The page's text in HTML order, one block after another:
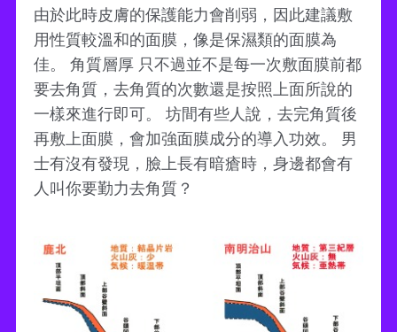
由於此時皮膚的保護能力會削弱，因此建議敷
用性質較溫和的面膜，像是保濕類的面膜為
佳。 角質層厚 只不過並不是每一次敷面膜前都
要去角質，去角質的次數還是按照上面所說的
一樣來進行即可。 坊間有些人說，去完角質後
再敷上面膜，會加強面膜成分的導入功效。 男
士有沒有發現，臉上長有暗瘡時，身邊都會有
人叫你要勤力去角質？